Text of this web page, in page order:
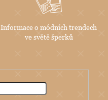
Informace o módních trendech
ve světě šperků